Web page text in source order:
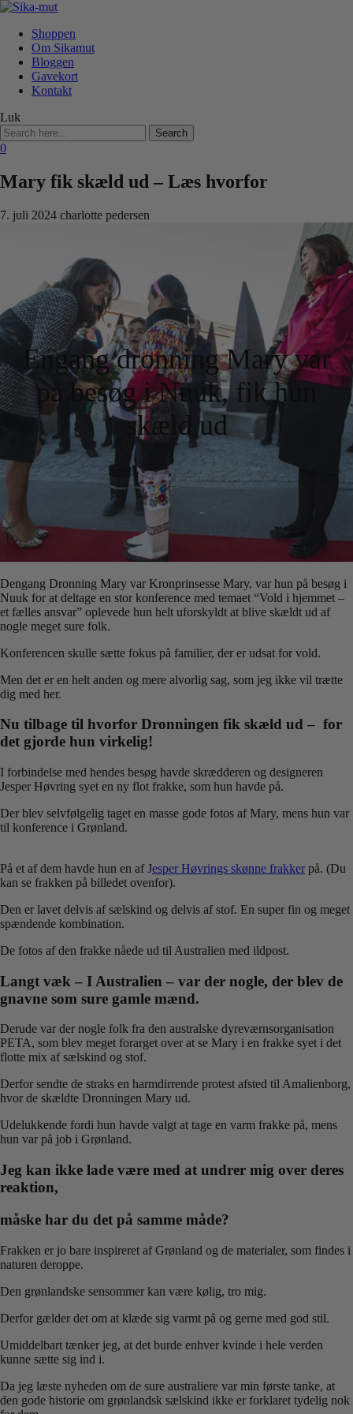
Shoppen
Om Sikamut
Bloggen
Gavekort
Kontakt
Luk
Search
for:
0
Mary fik skæld ud – Læs hvorfor
7. juli 2024 charlotte pedersen
Engang dronning Mary var
på besøg i Nuuk, fik hun
skæld ud
Dengang Dronning Mary var Kronprinsesse Mary, var hun på besøg i
Nuuk for at deltage en stor konference med temaet “Vold i hjemmet –
et fælles ansvar” oplevede hun helt uforskyldt at blive skældt ud af
nogle meget sure folk.
Konferencen skulle sætte fokus på familier, der er udsat for vold.
Men det er en helt anden og mere alvorlig sag, som jeg ikke vil trætte
dig med her.
Nu tilbage til hvorfor Dronningen fik skæld ud – for
det gjorde hun virkelig!
I forbindelse med hendes besøg havde skrædderen og designeren
Jesper Høvring syet en ny flot frakke, som hun havde på.
Der blev selvfølgelig taget en masse gode fotos af Mary, mens hun var
til konference i Grønland.
På et af dem havde hun en af Jesper Høvrings skønne frakker på. (Du
kan se frakken på billedet ovenfor).
Den er lavet delvis af sælskind og delvis af stof. En super fin og meget
spændende kombination.
De fotos af den frakke nåede ud til Australien med ildpost.
Langt væk – I Australien – var der nogle, der blev de
gnavne som sure gamle mænd.
Derude var der nogle folk fra den australske dyreværnsorganisation
PETA, som blev meget forarget over at se Mary i en frakke syet i det
flotte mix af sælskind og stof.
Derfor sendte de straks en harmdirrende protest afsted til Amalienborg,
hvor de skældte Dronningen Mary ud.
Udelukkende fordi hun havde valgt at tage en varm frakke på, mens
hun var på job i Grønland.
Jeg kan ikke lade være med at undrer mig over deres
reaktion,
måske har du det på samme måde?
Frakken er jo bare inspireret af Grønland og de materialer, som findes i
naturen deroppe.
Den grønlandske sensommer kan være kølig, tro mig.
Derfor gælder det om at klæde sig varmt på og gerne med god stil.
Umiddelbart tænker jeg, at det burde enhver kvinde i hele verden
kunne sætte sig ind i.
Da jeg læste nyheden om de sure australiere var min første tanke, at
den gode historie om grønlandsk sælskind ikke er forklaret tydelig nok